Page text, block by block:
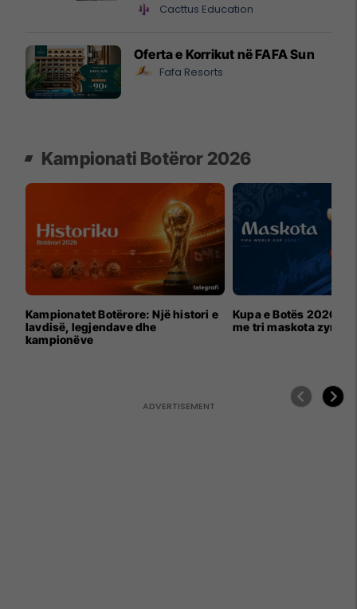
Cacttus Education
Oferta e Korrikut në FAFA Sun
Fafa Resorts
Kampionati Botëror 2026
Kampionatet Botërore: Një histori e
lavdisë, legjendave dhe
kampionëve
Kupa e Botës 2026
me tri maskota zyrtare